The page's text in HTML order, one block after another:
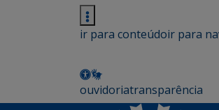
ir para conteúdoir para
ouvidoriatransparência